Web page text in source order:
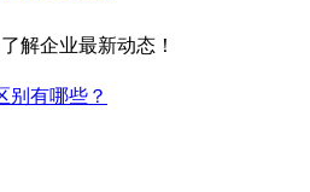
解企业最新动态！